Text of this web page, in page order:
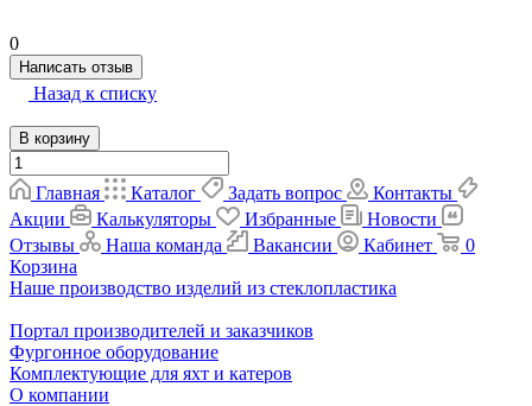
0
Написать отзыв
Назад к списку
В корзину
Главная Каталог Задать вопрос
Контакты
Акции
Калькуляторы Избранные
Новости
Отзывы
Наша команда Вакансии Кабинет
0
Корзина
Наше производство изделий из стеклопластика
Портал производителей и заказчиков
Фургонное оборудование
Комплектующие для яхт и катеров
О компании